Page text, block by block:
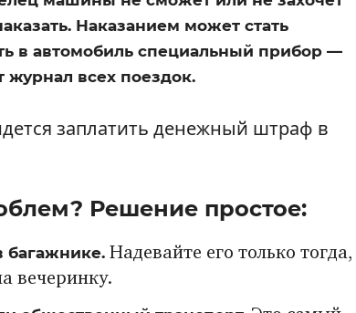
Наказанием может стать
в автомобиль специальный прибор —
журнал всех поездок.
заплатить денежный штраф в
Решение простое:
багажнике. Надевайте его только тогда,
вечеринку.